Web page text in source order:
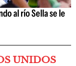
al río Sella se le
UNIDOS